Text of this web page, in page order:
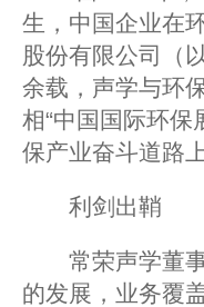
生，中国企业在
股份有限公司（
余载，声学与环
相“中国国际环保
保产业奋斗道路
利剑出鞘
常荣声学董事
的发展，业务覆